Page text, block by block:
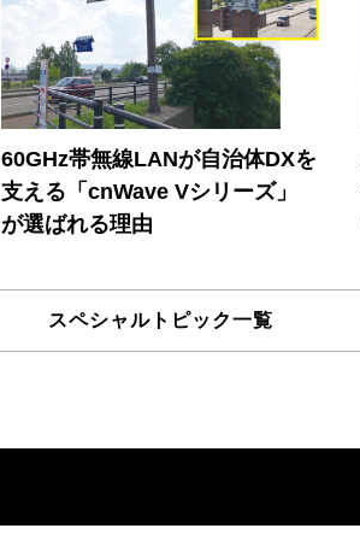
60GHz帯無線LANが自治体DXを
支える「cnWave Vシリーズ」
が選ばれる理由
スペシャルトピック一覧